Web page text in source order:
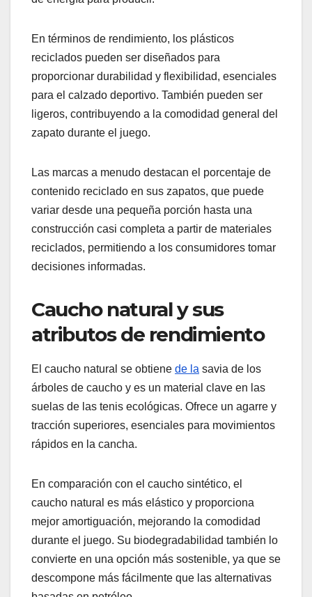
En términos de rendimiento, los plásticos
reciclados pueden ser diseñados para
proporcionar durabilidad y flexibilidad, esenciales
para el calzado deportivo. También pueden ser
ligeros, contribuyendo a la comodidad general del
zapato durante el juego.
Las marcas a menudo destacan el porcentaje de
contenido reciclado en sus zapatos, que puede
variar desde una pequeña porción hasta una
construcción casi completa a partir de materiales
reciclados, permitiendo a los consumidores tomar
decisiones informadas.
Caucho natural y sus
atributos de rendimiento
El caucho natural se obtiene de la savia de los
árboles de caucho y es un material clave en las
suelas de las tenis ecológicas. Ofrece un agarre y
tracción superiores, esenciales para movimientos
rápidos en la cancha.
En comparación con el caucho sintético, el
caucho natural es más elástico y proporciona
mejor amortiguación, mejorando la comodidad
durante el juego. Su biodegradabilidad también lo
convierte en una opción más sostenible, ya que se
descompone más fácilmente que las alternativas